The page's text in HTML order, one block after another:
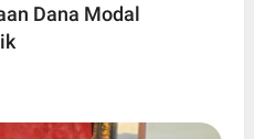
Dana Modal